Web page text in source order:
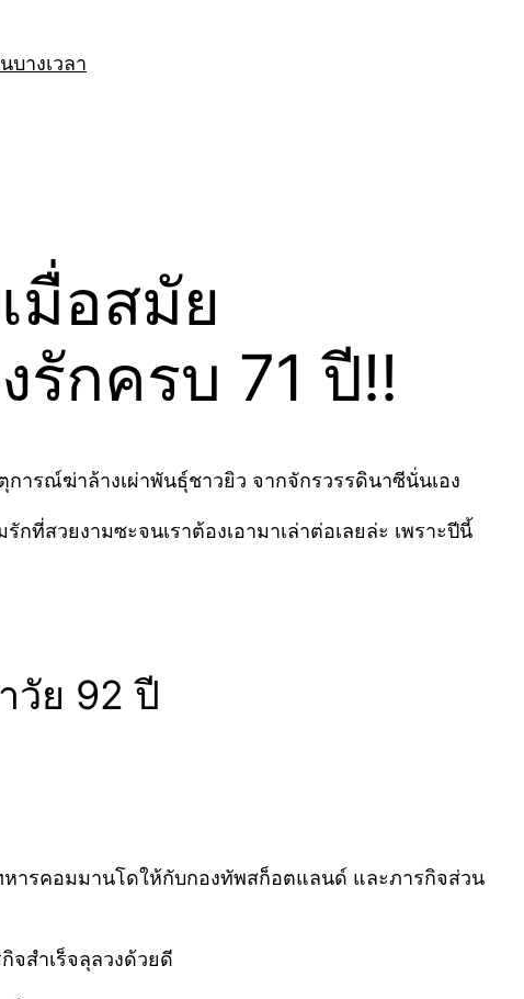
างเวลา
มื่อสมัย
รักครบ 71 ปี!!
ารณ์ฆ่าล้างเผ่าพันธุ์ชาวยิว จากจักรวรรดินาซีนั่นเอง
ที่สวยงามซะจนเราต้องเอามาเล่าต่อเลยล่ะ เพราะปีนี้
วัย 92 ปี
ารคอมมานโดให้กับกองทัพสก็อตแลนด์ และภารกิจส่วน
จสำเร็จลุลวงด้วยดี